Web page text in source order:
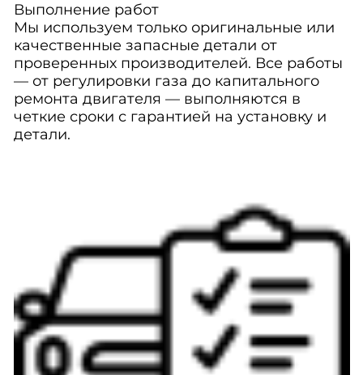
Выполнение работ
Мы используем только оригинальные или
качественные запасные детали от
проверенных производителей. Все работы
— от регулировки газа до капитального
ремонта двигателя — выполняются в
четкие сроки с гарантией на установку и
детали.